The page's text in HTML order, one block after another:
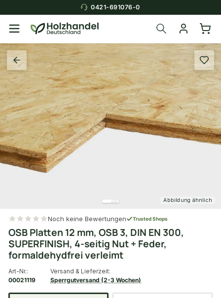
0421-691076-0
Abbildung ähnlich
Noch keine Bewertungen Trusted Shops
OSB Platten 12 mm, OSB 3, DIN EN 300,
SUPERFINISH, 4-seitig Nut + Feder,
formaldehydfrei verleimt
Art-Nr.:
00021119
Versand & Lieferzeit:
Sperrgutversand (2-3 Wochen)